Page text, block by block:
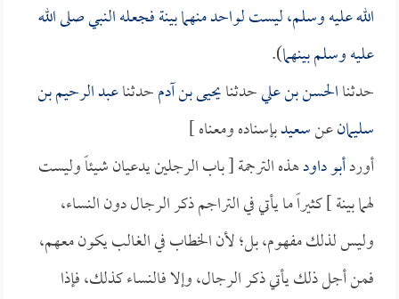
الله عليه وسلم، ليست لواحد منهما بينة فجعله النبي صلى الله
عليه وسلم بينهما).
حدثناالحسن بن عليحدثنايحيى بن آدمحدثناعبد الرحيم بن
سليمانعنسعيدبإسناده ومعناه ]
أوردأبو داودهذه الترجمة [ باب الرجلين يدعيان شيئاً وليست
لهما بينة ] كثيراً ما يأتي في التراجم ذكر الرجال دون النساء،
وليس لذلك مفهوم، بل؛ لأن الخطاب في الغالب يكون معهم،
فمن أجل ذلك يأتي ذكر الرجال، وإلا فالنساء كذلك، فإذا